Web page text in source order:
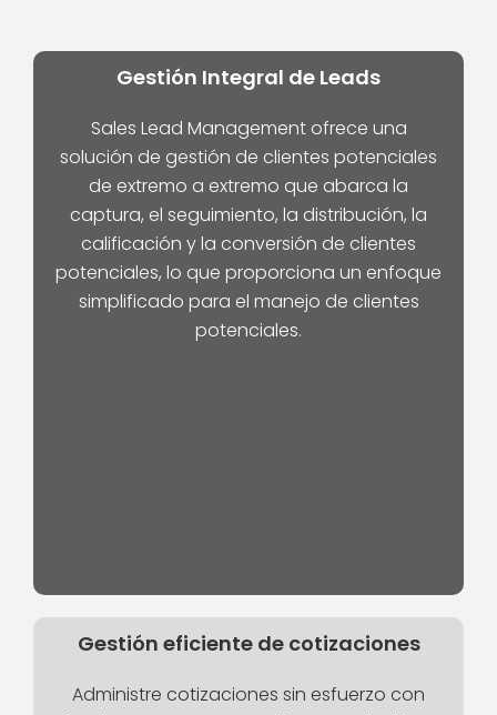
Gestión Integral de Leads
Sales Lead Management ofrece una
solución de gestión de clientes potenciales
de extremo a extremo que abarca la
captura, el seguimiento, la distribución, la
calificación y la conversión de clientes
potenciales, lo que proporciona un enfoque
simplificado para el manejo de clientes
potenciales.
Gestión eficiente de cotizaciones
Administre cotizaciones sin esfuerzo con